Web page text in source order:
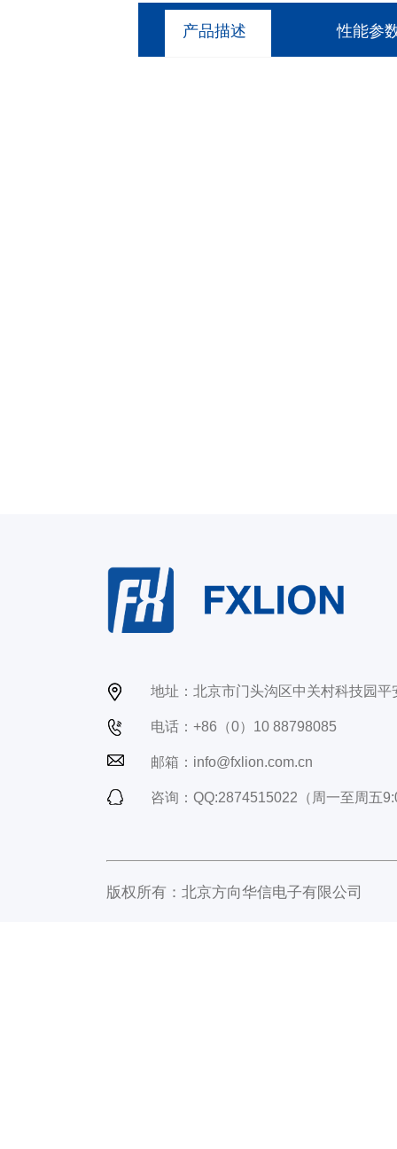
产品描述 性能参
地址：北京市门头沟区中关村科技园平
电话：+86（0）10 88798085
邮箱：info@fxlion.com.cn
咨询：QQ:2874515022（周一至周五
版权所有：北京方向华信电子有限公司